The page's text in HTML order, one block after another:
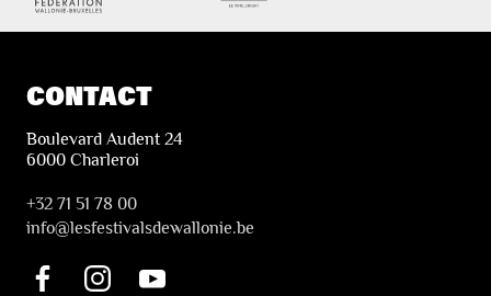
CONTACT
Boulevard Audent 24
6000 Charleroi
+32 71 51 78 00
info@lesfestivalsdewallonie.be